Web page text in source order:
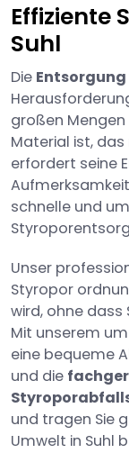
Effiziente
Suhl
Die Entsorgung
großen
Material ist,
erfordert seine
schnelle und
Unser
Styropor
wird, ohne dass
Mit unserem
eine bequeme
und die
und tragen Sie
Umwelt in Suhl